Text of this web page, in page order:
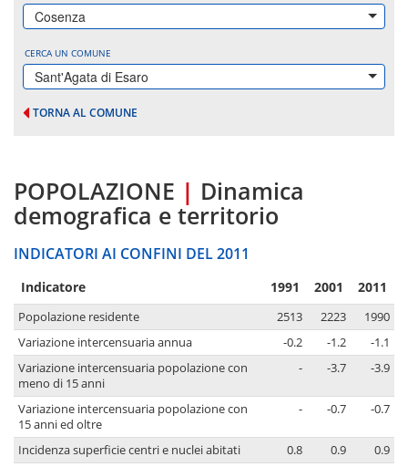
Cosenza
CERCA UN COMUNE
Sant'Agata di Esaro
TORNA AL COMUNE
POPOLAZIONE | Dinamica
demografica e territorio
INDICATORI AI CONFINI DEL 2011
Indicatore 1991 2001 2011
Popolazione residente 2513 2223
1990
Variazione intercensuaria annua
-0.2 -1.2
-1.1
Variazione intercensuaria popolazione con
meno di 15 anni
- -3.7 -3.9
Variazione intercensuaria popolazione con
15 anni ed oltre
- -0.7 -0.7
Incidenza superficie centri e nuclei abitati 0.8 0.9
0.9